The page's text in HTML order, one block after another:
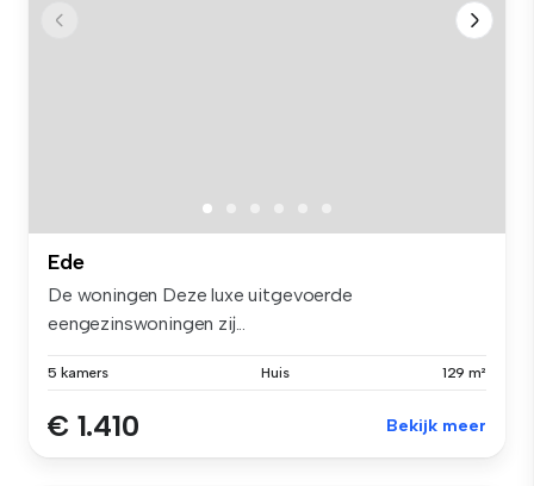
Ede
De woningen Deze luxe uitgevoerde
eengezinswoningen zij...
5 kamers Huis 129 m²
€ 1.410 Bekijk meer